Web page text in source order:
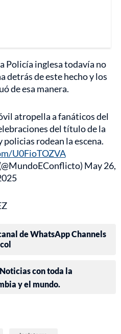
Policía inglesa todavía no
detrás de este hecho y los
de esa manera.
atropella a fanáticos del
del título de la
rodean la escena.
U0FioTOZVA
May 26,
de WhatsApp Channels
con toda la
y el mundo.